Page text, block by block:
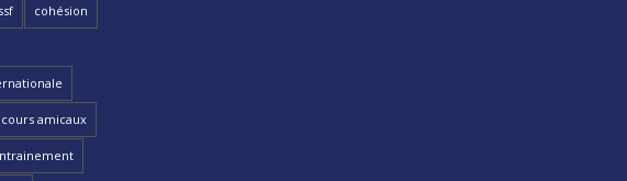
cohésion
amicaux